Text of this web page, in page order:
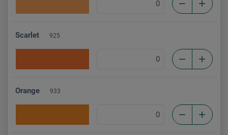
Scarlet 925
Orange 933